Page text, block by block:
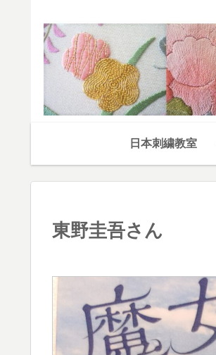
日本刺繍教室
東野圭吾さん